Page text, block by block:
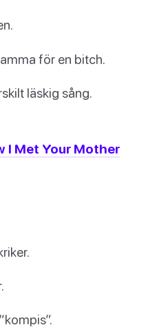
för en bitch.
läskig sång.
I Met Your Mother